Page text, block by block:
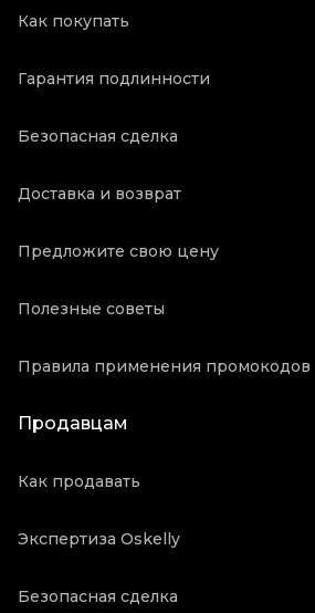
Как покупать
Гарантия подлинности
Безопасная сделка
Доставка и возврат
Предложите свою цену
Полезные советы
Правила применения промокодов
Продавцам
Как продавать
Экспертиза Oskelly
Безопасная сделка